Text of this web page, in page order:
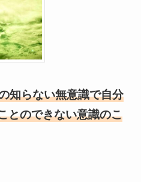
知らない無意識で自分
とのできない意識のこ